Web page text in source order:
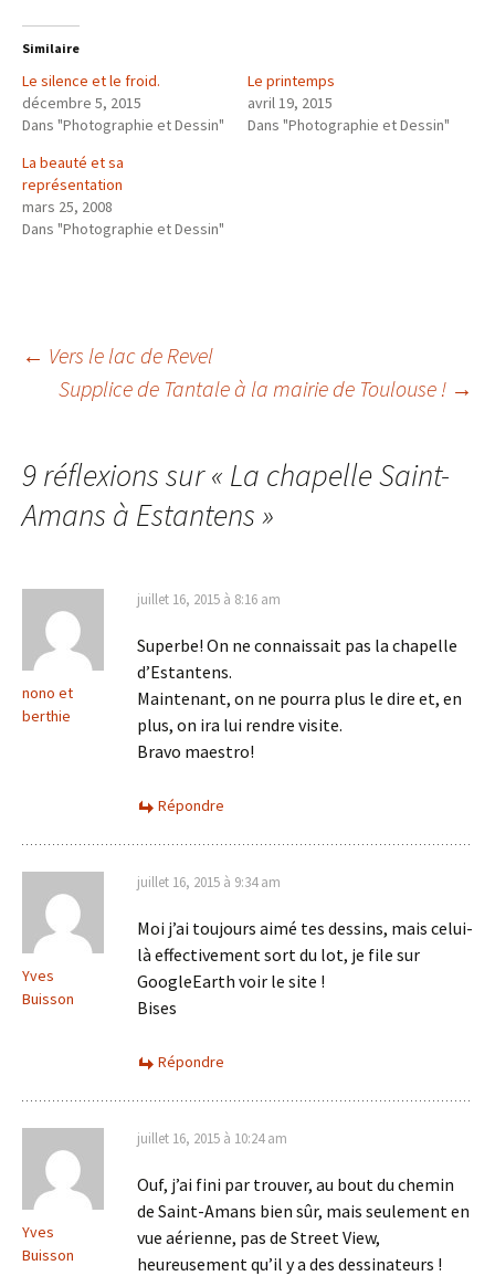
Similaire
Le silence et le froid.
décembre 5, 2015
Dans "Photographie et Dessin"
Le printemps
avril 19, 2015
Dans "Photographie et Dessin"
La beauté et sa
représentation
mars 25, 2008
Dans "Photographie et Dessin"
Navigation
articles
← Vers le lac de Revel
Supplice de Tantale à la mairie de Toulouse ! →
9 réflexions sur « La chapelle Saint-
Amans à Estantens»
nono et
berthie
juillet 16, 2015 à 8:16 am
Superbe! On ne connaissait pas la chapelle
d’Estantens.
Maintenant, on ne pourra plus le dire et, en
plus, on ira lui rendre visite.
Bravo maestro!
Répondre
Yves
Buisson
juillet 16, 2015 à 9:34 am
Moi j’ai toujours aimé tes dessins, mais celui-
là effectivement sort du lot, je file sur
GoogleEarth voir le site !
Bises
Répondre
Yves
Buisson
juillet 16, 2015 à 10:24 am
Ouf, j’ai fini par trouver, au bout du chemin
de Saint-Amans bien sûr, mais seulement en
vue aérienne, pas de Street View,
heureusement qu’il y a des dessinateurs !